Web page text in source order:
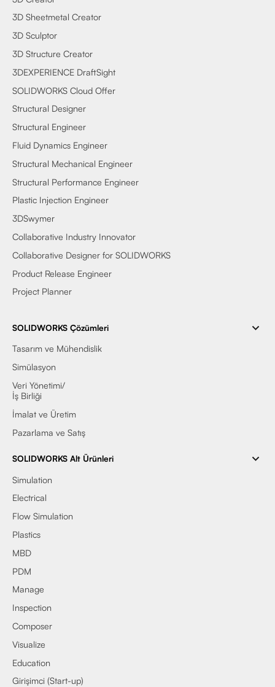
3D Sheetmetal Creator
3D Sculptor
3D Structure Creator
3DEXPERIENCE DraftSight
SOLIDWORKS Cloud Offer
Structural Designer
Structural Engineer
Fluid Dynamics Engineer
Structural Mechanical Engineer
Structural Performance Engineer
Plastic Injection Engineer
3DSwymer
Collaborative Industry Innovator
Collaborative Designer for SOLIDWORKS
Product Release Engineer
Project Planner
SOLIDWORKS Çözümleri
Tasarım ve Mühendislik
Simülasyon
Veri Yönetimi/
İş Birliği
İmalat ve Üretim
Pazarlama ve Satış
SOLIDWORKS Alt Ürünleri
Simulation
Electrical
Flow Simulation
Plastics
MBD
PDM
Manage
Inspection
Composer
Visualize
Education
Girişimci (Start-up)